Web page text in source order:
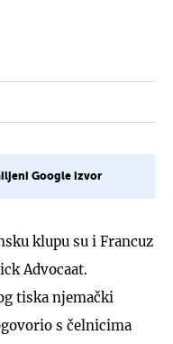
Google izvor
klupu su i Francuz
Advocaat.
tiska njemački
s čelnicima